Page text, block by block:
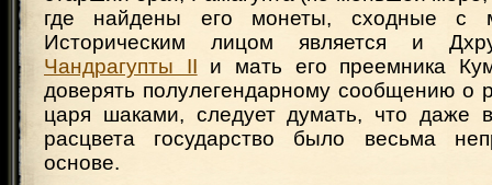
где найдены его монеты, сходные с
Историческим лицом является и
Чандрагупты II и мать его преемника
доверять полулегендарному сообщению о
царя шаками, следует думать, что даже
расцвета государство было весьма
основе.